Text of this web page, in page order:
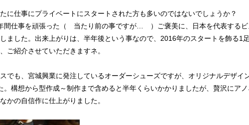
に仕事にプライベートにスタートされた方も多いのではないでしょうか？
間仕事を頑張った（ 当たり前の事ですが… ）ご褒美に、日本を代表する
ました。出来上がりは、半年後という事なので、2016年のスタートを飾る1
ご紹介させていただきますネ。
でも、宮城興業に発注しているオーダーシューズですが、オリジナルデザイ
。構想から型作成～制作まで含めると半年くらいかかりましたが、贅沢にア
かの自信作に仕上がりました。